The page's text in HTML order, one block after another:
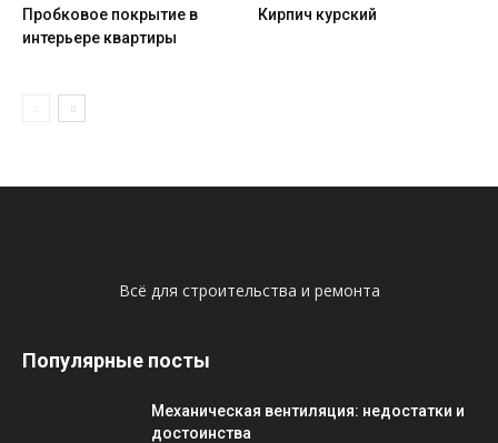
Пробковое покрытие в
интерьере квартиры
Кирпич курский
Всё для строительства и ремонта
Популярные посты
Механическая вентиляция: недостатки и
достоинства